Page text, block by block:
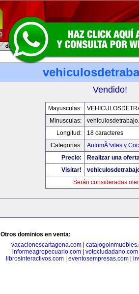
Vendido!
Mayusculas:
Minusculas:
Longitud:
18 caracteres
Categorias:
AutomÃ³viles y
Precio:
Realizar una
Visitar!
Serán consideradas
Otros dominios en venta:
vacacionescartagena.com
informeagropecuario.com| votociudadano.com
librosinteractivos.com| eventosempresas.com|